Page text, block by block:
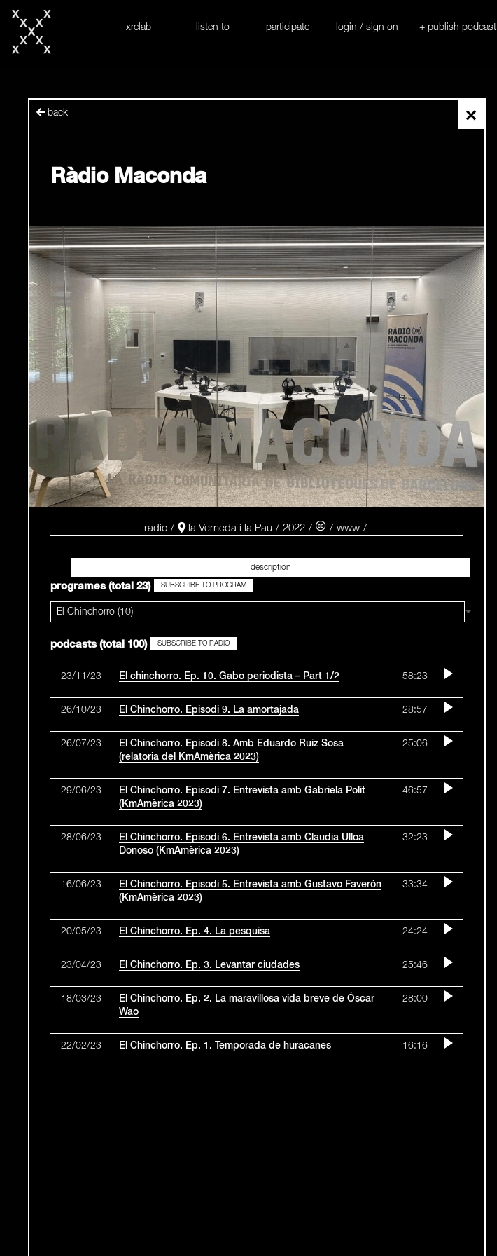
xrclab listen to participate login / sign on + publish podcast
×
back
Ràdio Maconda
radio la Verneda i la Pau 2022
programes (total 23) SUBSCRIBE TO PROGRAM
El Chinchorro (10)
podcasts (total 100) SUBSCRIBE TO RADIO
23/11/23 El chinchorro. Ep. 10. Gabo periodista – Part 1/2 58:23
26/10/23 El Chinchorro. Episodi 9. La amortajada 28:57
26/07/23
El Chinchorro. Episodi 8. Amb Eduardo Ruiz Sosa
(relatoria del KmAmèrica 2023)
25:06
29/06/23
El Chinchorro. Episodi 7. Entrevista amb Gabriela Polit
(KmAmèrica 2023)
46:57
28/06/23
El Chinchorro. Episodi 6. Entrevista amb Claudia Ulloa
Donoso (KmAmèrica 2023)
32:23
16/06/23
El Chinchorro. Episodi 5. Entrevista amb Gustavo Faverón
(KmAmèrica 2023)
33:34
20/05/23 El Chinchorro. Ep. 4. La pesquisa 24:24
23/04/23 El Chinchorro. Ep. 3. Levantar ciudades 25:46
18/03/23
El Chinchorro. Ep. 2. La maravillosa vida breve de Óscar
Wao
28:00
22/02/23 El Chinchorro. Ep. 1. Temporada de huracanes 16:16